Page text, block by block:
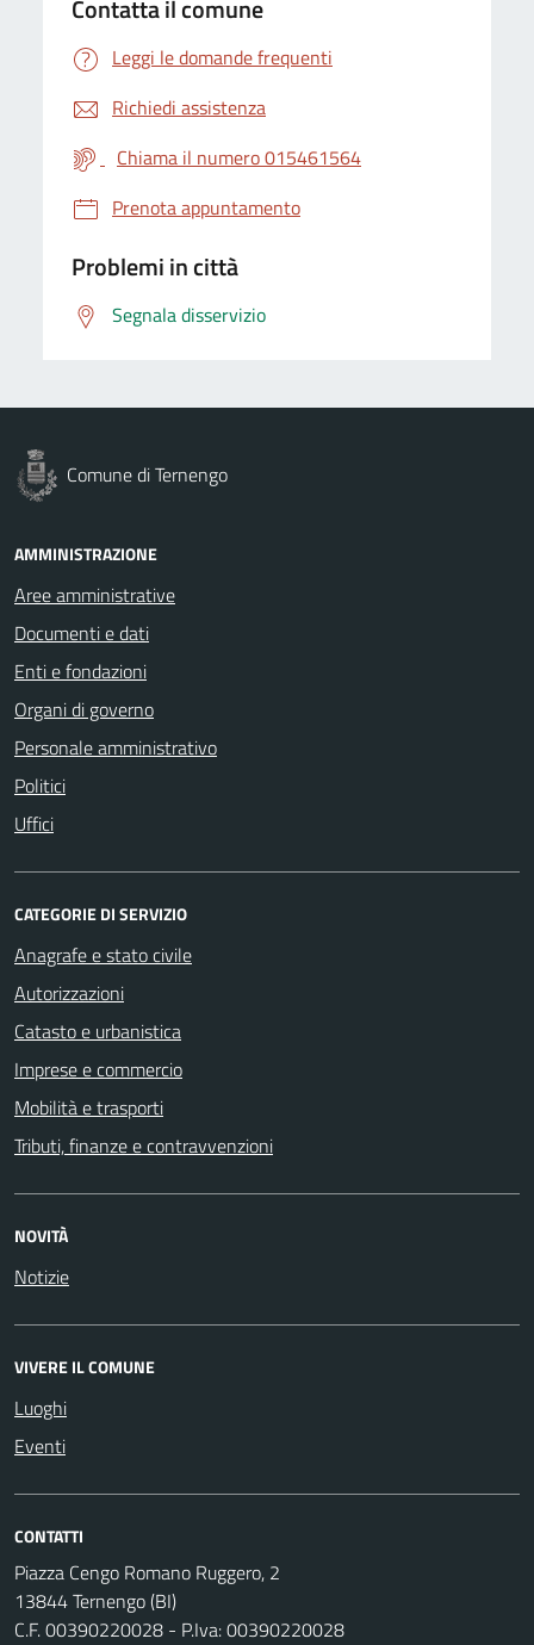
Contatta il comune
Leggi le domande frequenti
Richiedi assistenza
Chiama il numero 015461564
Prenota appuntamento
Problemi in città
Segnala disservizio
Comune di Ternengo
AMMINISTRAZIONE
Aree amministrative
Documenti e dati
Enti e fondazioni
Organi di governo
Personale amministrativo
Politici
Uffici
CATEGORIE DI SERVIZIO
Anagrafe e stato civile
Autorizzazioni
Catasto e urbanistica
Imprese e commercio
Mobilità e trasporti
Tributi, finanze e contravvenzioni
NOVITÀ
Notizie
VIVERE IL COMUNE
Luoghi
Eventi
CONTATTI
Piazza Cengo Romano Ruggero, 2
13844 Ternengo (BI)
C.F. 00390220028 - P.Iva: 00390220028